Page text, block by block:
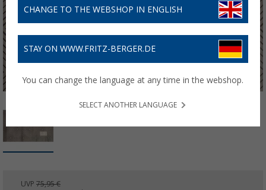
UVP 75,95 €
CHANGE TO THE WEBSHOP IN ENGLISH
STAY ON WWW.FRITZ-BERGER.DE
You can change the language at any time in the webshop.
SELECT ANOTHER LANGUAGE